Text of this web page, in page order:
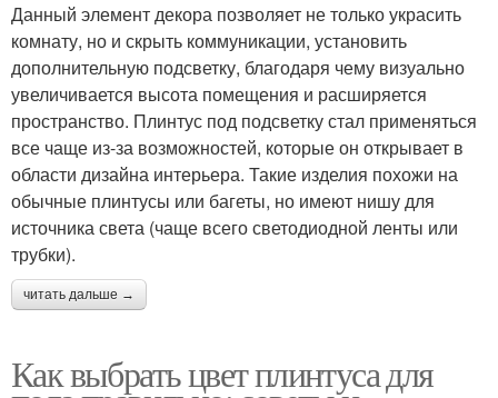
Данный элемент декора позволяет не только украсить
комнату, но и скрыть коммуникации, установить
дополнительную подсветку, благодаря чему визуально
увеличивается высота помещения и расширяется
пространство. Плинтус под подсветку стал применяться
все чаще из-за возможностей, которые он открывает в
области дизайна интерьера. Такие изделия похожи на
обычные плинтусы или багеты, но имеют нишу для
источника света (чаще всего светодиодной ленты или
трубки).
читать дальше →
Как выбрать цвет плинтуса для